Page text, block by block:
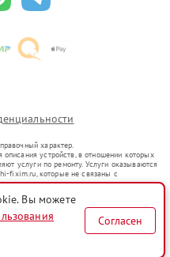
характер.
устройств, в отношении которых
услуги по ремонту. Услуги оказываются
fixim.ru, которые не связаны с
представителями.
в гражданский оборот в соответствии
индивидуализации услуг или введения
о предоставляемых услугах по
офертой, определяемой
РФ
Вы можете
Согласен